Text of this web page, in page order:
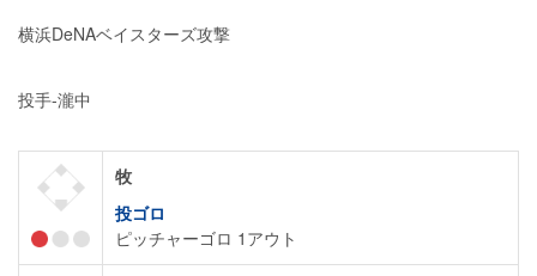
横浜DeNAベイスターズ攻撃
投手-瀧中
牧
投ゴロ
ピッチャーゴロ 1アウト